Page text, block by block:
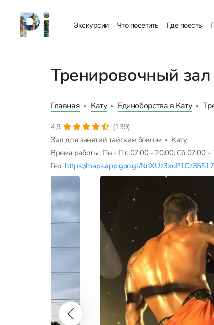
Экскурсии Что посетить Где поесть
Тренировочный
Главная Кату Единоборства в Кату
4,9
(139)
Зал для занятий тайским боксом
Кату
Время работы: Пн - Пт: 07:00 - 20:00; Сб 07:00 -
Гео: https://maps.app.goo.gl/NnXUz3xuP1Cz35S17